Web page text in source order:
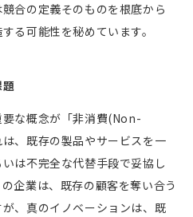
合の定義そのものを根底から
る可能性を秘めています。
題
な概念が「非消費(Non-
は、既存の製品やサービスを一
は不完全な代替手段で妥協し
企業は、既存の顧客を奪い合う
が、真のイノベーションは、既